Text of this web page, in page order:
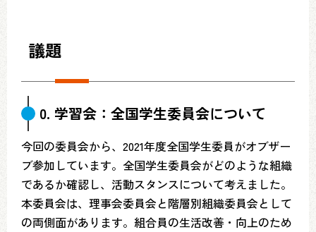
議題
0. 学習会：全国学生委員会について
今回の委員会から、2021年度全国学生委員がオブザー
ブ参加しています。全国学生委員会がどのような組織
であるか確認し、活動スタンスについて考えました。
本委員会は、理事会委員会と階層別組織委員会として
の両側面があります。組合員の生活改善・向上のため